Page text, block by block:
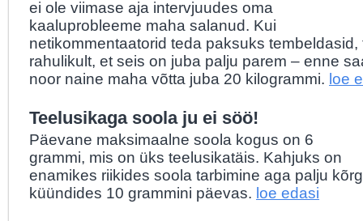
ei ole viimase aja intervjuudes oma
kaaluprobleeme maha salanud. Kui
netikommentaatorid teda paksuks tembeldasid,
rahulikult, et seis on juba palju parem – enne
noor naine maha võtta juba 20 kilogrammi. loe
Teelusikaga soola ju ei söö!
Päevane maksimaalne soola kogus on 6
grammi, mis on üks teelusikatäis. Kahjuks on
enamikes riikides soola tarbimine aga palju
küündides 10 grammini päevas. loe edasi